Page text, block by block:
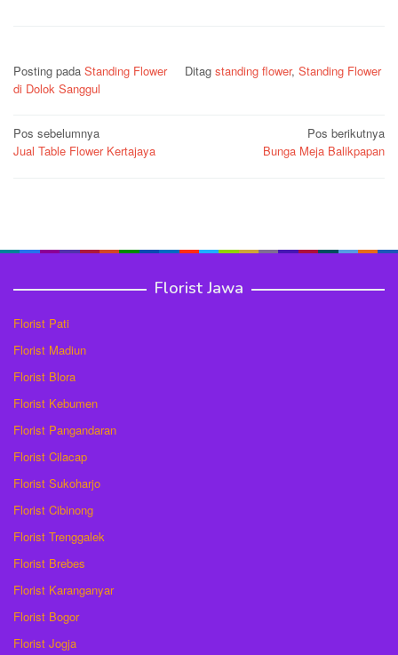
Posting pada Standing Flower Ditag standing flower, Standing Flower
di Dolok Sanggul
Navigasi
pos
Pos sebelumnya
Jual Table Flower Kertajaya
Pos berikutnya
Bunga Meja Balikpapan
Florist Jawa
Florist Pati
Florist Madiun
Florist Blora
Florist Kebumen
Florist Pangandaran
Florist Cilacap
Florist Sukoharjo
Florist Cibinong
Florist Trenggalek
Florist Brebes
Florist Karanganyar
Florist Bogor
Florist Jogja